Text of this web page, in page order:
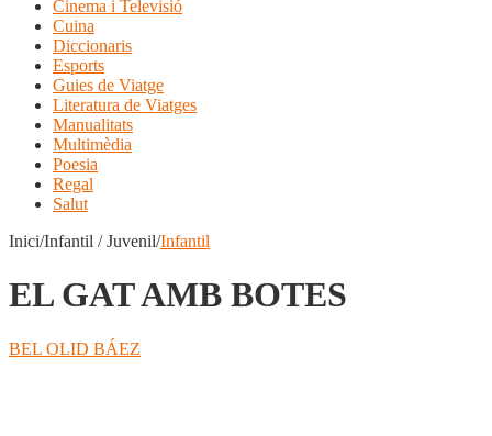
Cinema i Televisió
Cuina
Diccionaris
Esports
Guies de Viatge
Literatura de Viatges
Manualitats
Multimèdia
Poesia
Regal
Salut
Inici/Infantil / Juvenil/Infantil
EL GAT AMB BOTES
BEL OLID BÁEZ